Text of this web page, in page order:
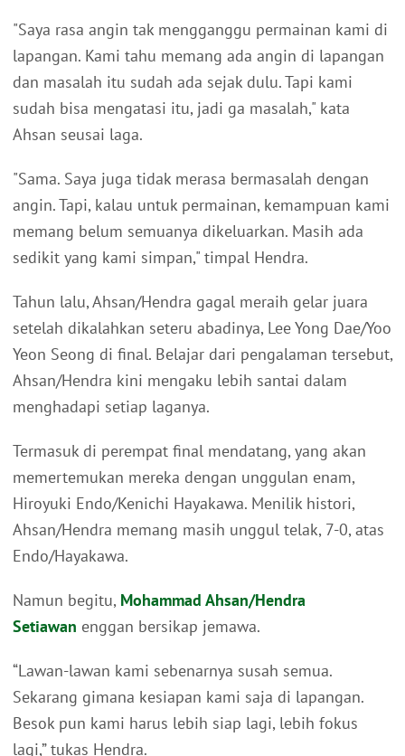
"Saya rasa angin tak mengganggu permainan kami di
lapangan. Kami tahu memang ada angin di lapangan
dan masalah itu sudah ada sejak dulu. Tapi kami
sudah bisa mengatasi itu, jadi ga masalah," kata
Ahsan seusai laga.
"Sama. Saya juga tidak merasa bermasalah dengan
angin. Tapi, kalau untuk permainan, kemampuan kami
memang belum semuanya dikeluarkan. Masih ada
sedikit yang kami simpan," timpal Hendra.
Tahun lalu, Ahsan/Hendra gagal meraih gelar juara
setelah dikalahkan seteru abadinya, Lee Yong Dae/Yoo
Yeon Seong di final. Belajar dari pengalaman tersebut,
Ahsan/Hendra kini mengaku lebih santai dalam
menghadapi setiap laganya.
Termasuk di perempat final mendatang, yang akan
memertemukan mereka dengan unggulan enam,
Hiroyuki Endo/Kenichi Hayakawa. Menilik histori,
Ahsan/Hendra memang masih unggul telak, 7-0, atas
Endo/Hayakawa.
Namun begitu, Mohammad Ahsan/Hendra
Setiawan enggan bersikap jemawa.
“Lawan-lawan kami sebenarnya susah semua.
Sekarang gimana kesiapan kami saja di lapangan.
Besok pun kami harus lebih siap lagi, lebih fokus
lagi,” tukas Hendra.